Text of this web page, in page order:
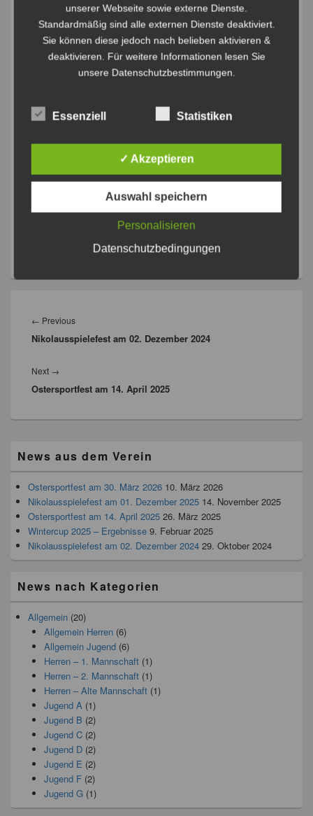
Ergebnisse Wintercup F Jugend 2025
Jugend C,Jugend D,Jugend E,Jugend F
← Previous
Nikolausspielefest am 02. Dezember 2024
Next →
Ostersportfest am 14. April 2025
News aus dem Verein
Ostersportfest am 30. März 2026 10. März 2026
Nikolausspielefest am 01. Dezember 2025 14. November 2025
Ostersportfest am 14. April 2025 26. März 2025
Wintercup 2025 – Ergebnisse 9. Februar 2025
Nikolausspielefest am 02. Dezember 2024 29. Oktober 2024
News nach Kategorien
Allgemein (20)
Allgemein Herren(6)
Allgemein Jugend(6)
Herren – 1. Mannschaft(1)
Herren – 2. Mannschaft(1)
Herren – Alte Mannschaft(1)
Jugend A(1)
Jugend B (2)
Jugend C(2)
Jugend D(2)
Jugend E (2)
Jugend F(2)
Jugend G(1)
unserer Webseite sowie externe Dienste.
Standardmäßig sind alle externen Dienste deaktiviert.
Sie können diese jedoch nach belieben aktivieren &
deaktivieren. Für weitere Informationen lesen Sie
unsere Datenschutzbestimmungen.
Essenziell Statistiken
✓ Akzeptieren
Auswahl speichern
Personalisieren
Datenschutzbedingungen